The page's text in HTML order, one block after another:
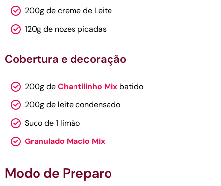
200g de creme de Leite
120g de nozes picadas
Cobertura e decoração
200g deChantilinho Mix batido
200g de leite condensado
Suco de 1 limão
Granulado Macio Mix
Modo de Preparo